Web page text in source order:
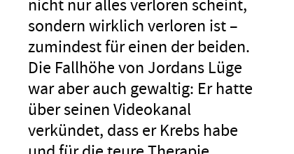
sondern wirklich verloren ist –
zumindest für einen der beiden.
Die Fallhöhe von Jordans Lüge
war aber auch gewaltig: Er hatte
über seinen Videokanal
verkündet, dass er Krebs habe